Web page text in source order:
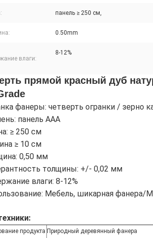
панель ≥ 250 см,
0.50mm
влаги:
8-12%
прямой красный дуб
фанеры: четверть огранки / зерно
панель AAA
≥ 250 см
≥ 10 см
0,50 мм
толщины: +/- 0,02 мм
влаги: 8-12%
Мебель, шикарная
продукта Природный деревянный фанера